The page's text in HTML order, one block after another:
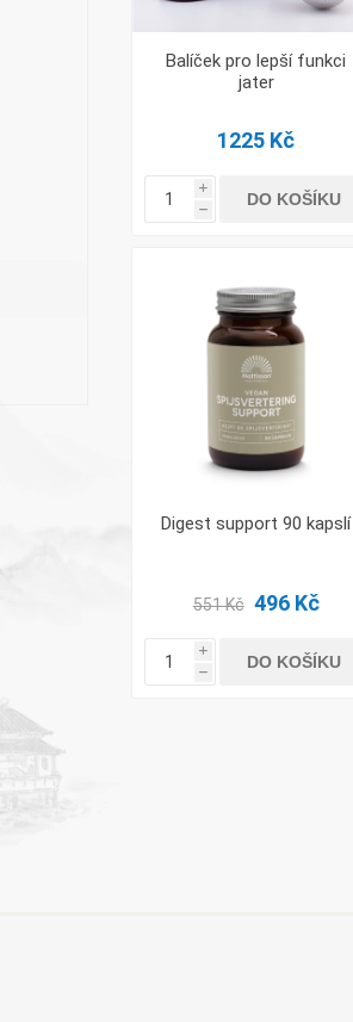
Balíček pro lepší funkci
jater
1225 Kč
i
h
DO KOŠÍKU
Digest support 90 kapslí
551 Kč 496 Kč
i
h
DO KOŠÍKU